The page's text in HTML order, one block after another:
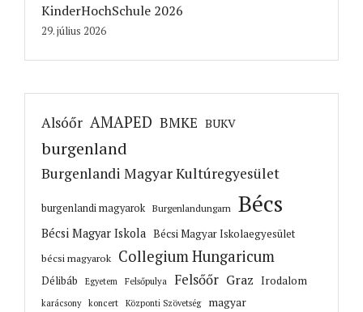
KinderHochSchule 2026
29. július 2026
Alsóőr AMAPED BMKE BUKV
burgenland
Burgenlandi Magyar Kultúregyesület
burgenlandi magyarok Burgenlandungarn Bécs
Bécsi Magyar Iskola Bécsi Magyar Iskolaegyesület
bécsi magyarok Collegium Hungaricum
Délibáb Egyetem Felsőpulya Felsőőr Graz Irodalom
karácsony koncert Központi Szövetség magyar